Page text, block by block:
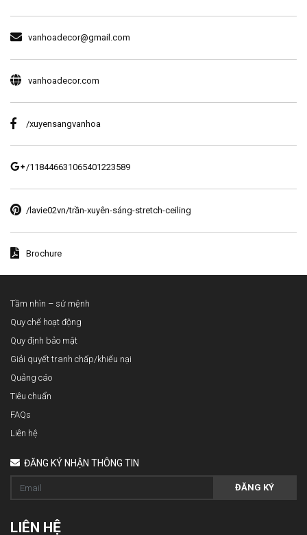
vanhoadecor@gmail.com
vanhoadecor.com
/xuyensangvanhoa
/118446631065401223589
/lavie02vn/trần-xuyên-sáng-stretch-ceiling
Brochure
Tầm nhìn – sứ mệnh
Quy chế hoạt động
Quy định bảo mật
Giải quyết tranh chấp/khiếu nại
Quảng cáo
Tiêu chuẩn
FAQs
Liên hệ
ĐĂNG KÝ NHẬN THÔNG TIN
ĐĂNG KÝ
LIÊN HỆ